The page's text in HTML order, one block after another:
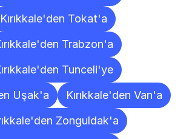
Kırıkkale'den Tokat'a
Trabzon'a
Tunceli'ye
Uşak'a
Kırıkkale'den Van'a
Zonguldak'a